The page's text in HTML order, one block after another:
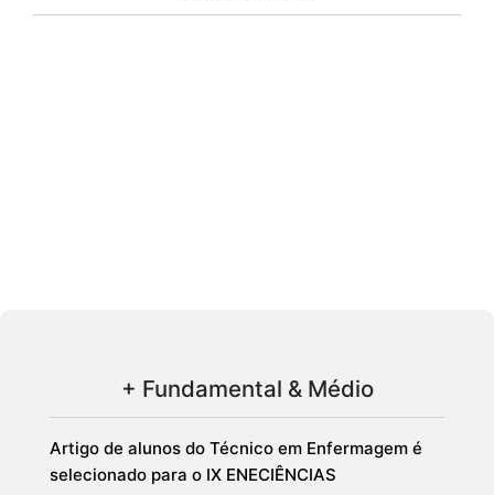
+ Fundamental & Médio
Artigo de alunos do Técnico em Enfermagem é
selecionado para o IX ENECIÊNCIAS